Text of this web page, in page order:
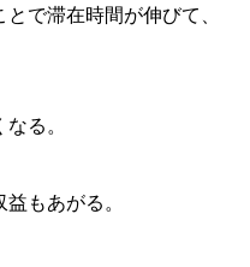
で滞在時間が伸びて、
る。
もあがる。